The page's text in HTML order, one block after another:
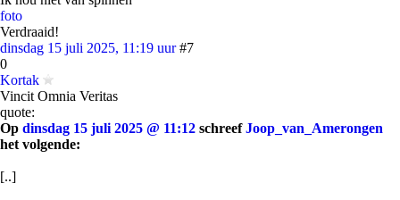
foto
Verdraaid!
dinsdag 15 juli 2025, 11:19 uur #7
0
Kortak
Vincit Omnia Veritas
quote:
Op dinsdag 15 juli 2025 @ 11:12 schreefJoop_van_Amerongen
het volgende:
[..]